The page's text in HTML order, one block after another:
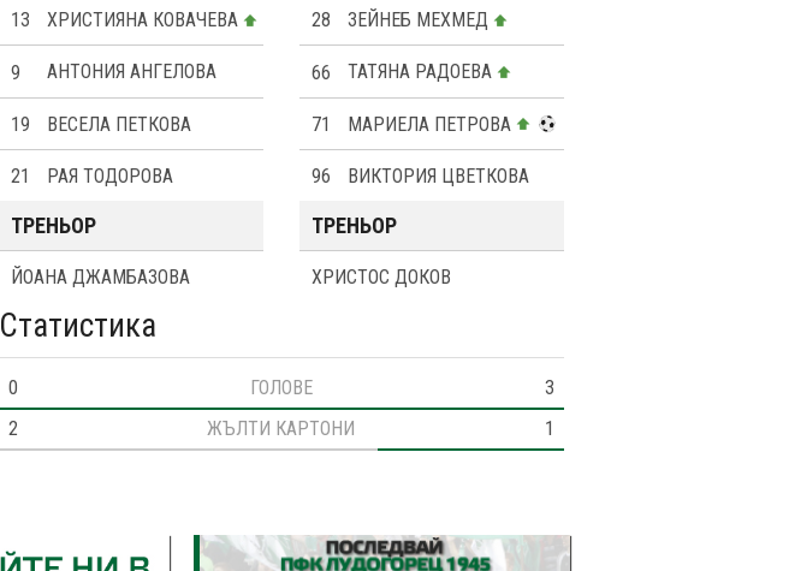
13 ХРИСТИЯНА КОВАЧЕВА
9 АНТОНИЯ АНГЕЛОВА
19 ВЕСЕЛА ПЕТКОВА
21 РАЯ ТОДОРОВА
28 ЗЕЙНЕБ МЕХМЕД
66 ТАТЯНА РАДОЕВА
71 МАРИЕЛА ПЕТРОВА
96 ВИКТОРИЯ ЦВЕТКОВА
ТРЕНЬОР
ЙОАНА ДЖАМБАЗОВА
ТРЕНЬОР
ХРИСТОС ДОКОВ
Статистика
0 ГОЛОВЕ
3
2
ЖЪЛТИ КАРТОНИ 1